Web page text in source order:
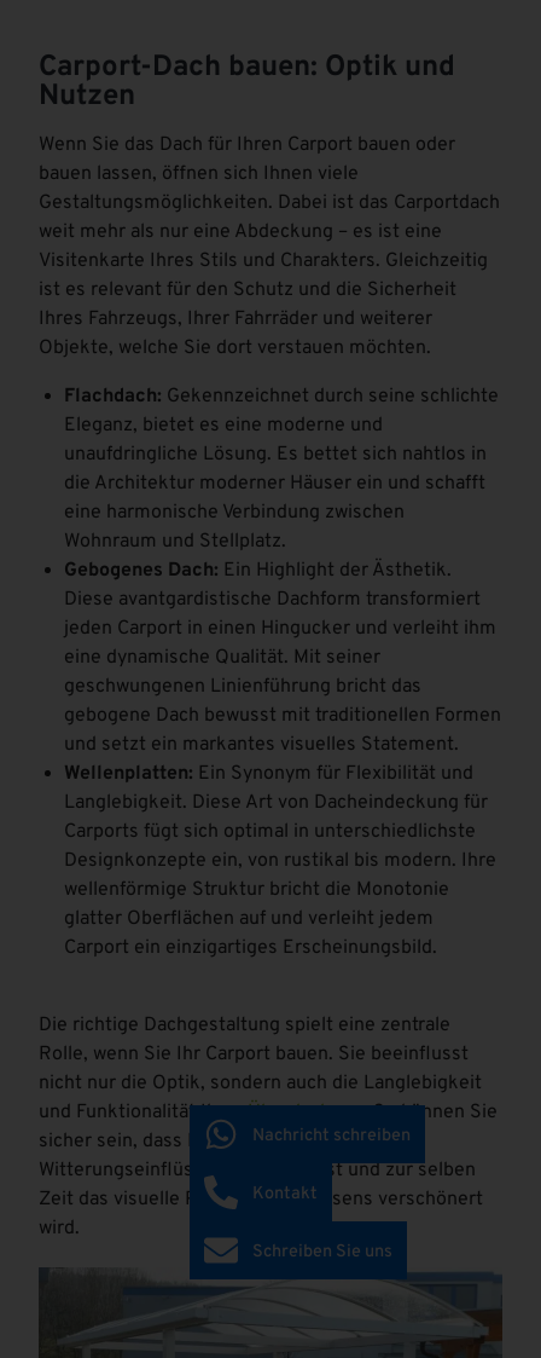
Carport-Dach bauen: Optik und
Nutzen
Wenn Sie das Dach für Ihren Carport bauen oder
bauen lassen, öffnen sich Ihnen viele
Gestaltungsmöglichkeiten. Dabei ist das Carportdach
weit mehr als nur eine Abdeckung – es ist eine
Visitenkarte Ihres Stils und Charakters. Gleichzeitig
ist es relevant für den Schutz und die Sicherheit
Ihres Fahrzeugs, Ihrer Fahrräder und weiterer
Objekte, welche Sie dort verstauen möchten.
Flachdach: Gekennzeichnet durch seine schlichte
Eleganz, bietet es eine moderne und
unaufdringliche Lösung. Es bettet sich nahtlos in
die Architektur moderner Häuser ein und schafft
eine harmonische Verbindung zwischen
Wohnraum und Stellplatz.
Gebogenes Dach: Ein Highlight der Ästhetik.
Diese avantgardistische Dachform transformiert
jeden Carport in einen Hingucker und verleiht ihm
eine dynamische Qualität. Mit seiner
geschwungenen Linienführung bricht das
gebogene Dach bewusst mit traditionellen Formen
und setzt ein markantes visuelles Statement.
Wellenplatten: Ein Synonym für Flexibilität und
Langlebigkeit. Diese Art von Dacheindeckung für
Carports fügt sich optimal in unterschiedlichste
Designkonzepte ein, von rustikal bis modern. Ihre
wellenförmige Struktur bricht die Monotonie
glatter Oberflächen auf und verleiht jedem
Carport ein einzigartiges Erscheinungsbild.
Die richtige Dachgestaltung spielt eine zentrale
Rolle, wenn Sie Ihr Carport bauen. Sie beeinflusst
nicht nur die Optik, sondern auch die Langlebigkeit
und Funktionalität IhrerÜberdachung. So können Sie
sicher sein, dass Ihr Fahrzeug vor
Witterungseinflüssen geschützt ist und zur selben
Zeit das visuelle Profil Ihres Anwesens verschönert
wird.
Nachricht schreiben
Kontakt
Schreiben Sie uns